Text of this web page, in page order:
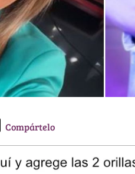
T
e
Compártelo